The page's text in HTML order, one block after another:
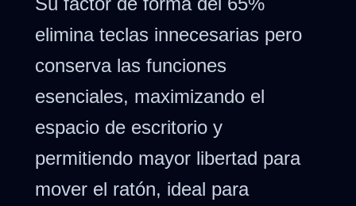
elimina teclas innecesarias pero
conserva las funciones
esenciales, maximizando el
espacio de escritorio y
permitiendo mayor libertad para
mover el ratón, ideal para